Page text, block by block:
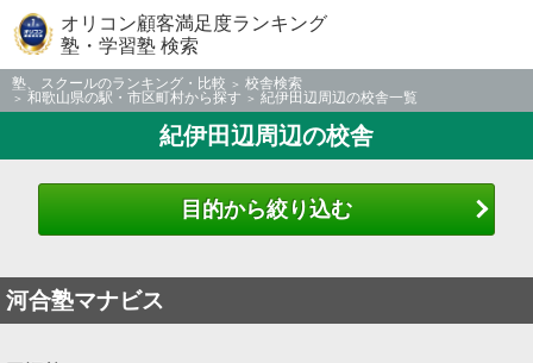
オリコン顧客満足度ランキング
塾・学習塾 検索
塾、スクールのランキング・比較
校舎検索
和歌山県の駅・市区町村から探す
紀伊田辺周辺の校舎一覧
紀伊田辺周辺の校舎
目的から絞り込む
河合塾マナビス